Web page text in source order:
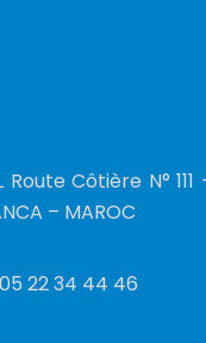
Côtière N° 111
– MAROC
22 34 44 46